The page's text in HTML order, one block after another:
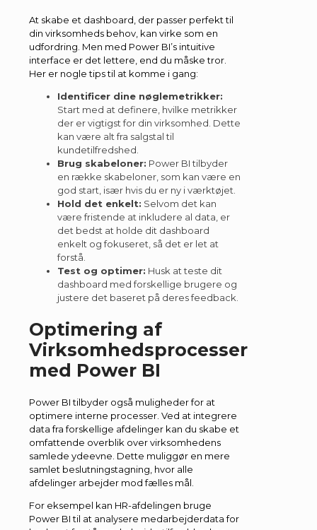
At skabe et dashboard, der passer perfekt til
din virksomheds behov, kan virke som en
udfordring. Men med Power BI’s intuitive
interface er det lettere, end du måske tror.
Her er nogle tips til at komme i gang:
Identificer dine nøglemetrikker:
Start med at definere, hvilke metrikker
der er vigtigst for din virksomhed. Dette
kan være alt fra salgstal til
kundetilfredshed.
Brug skabeloner: Power BI tilbyder
en række skabeloner, som kan være en
god start, især hvis du er ny i værktøjet.
Hold det enkelt: Selvom det kan
være fristende at inkludere al data, er
det bedst at holde dit dashboard
enkelt og fokuseret, så det er let at
forstå.
Test og optimer: Husk at teste dit
dashboard med forskellige brugere og
justere det baseret på deres feedback.
Optimering af
Virksomhedsprocesser
med Power BI
Power BI tilbyder også muligheder for at
optimere interne processer. Ved at integrere
data fra forskellige afdelinger kan du skabe et
omfattende overblik over virksomhedens
samlede ydeevne. Dette muliggør en mere
samlet beslutningstagning, hvor alle
afdelinger arbejder mod fælles mål.
For eksempel kan HR-afdelingen bruge
Power BI til at analysere medarbejderdata for